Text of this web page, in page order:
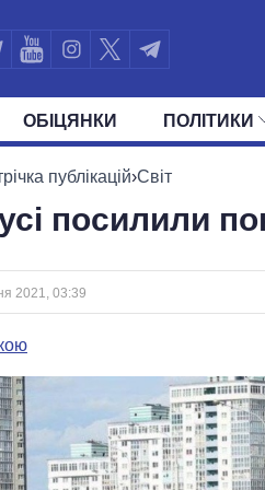
ОБIЦЯНКИ ПОЛIТИКИ
УСІ ПОЛІТИКИ ПРЕЗИДЕНТ І ОФІС
публікацій›Світ
посилили
2021, 03:39